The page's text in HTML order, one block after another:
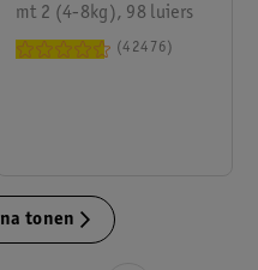
mt 2 (4-8kg), 98 luiers
42476
tonen